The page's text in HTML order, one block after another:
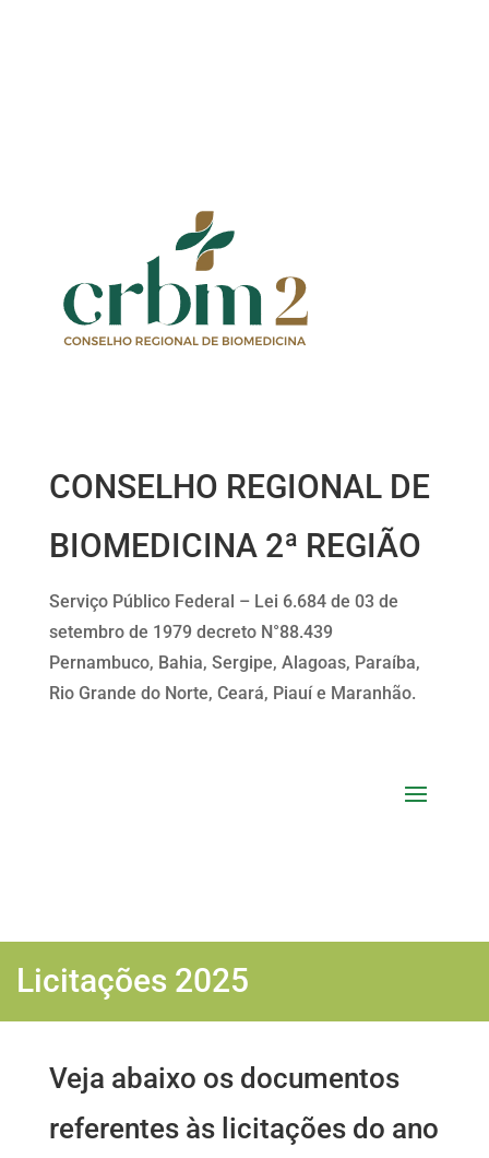
CONSELHO REGIONAL DE
BIOMEDICINA 2ª REGIÃO
Serviço Público Federal – Lei 6.684 de 03 de
setembro de 1979 decreto N°88.439
Pernambuco, Bahia, Sergipe, Alagoas, Paraíba,
Rio Grande do Norte, Ceará, Piauí e Maranhão.
Licitações 2025
Veja abaixo os documentos
referentes às licitações do ano